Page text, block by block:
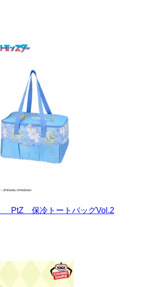
PtZ 保冷トートバッグVol.2